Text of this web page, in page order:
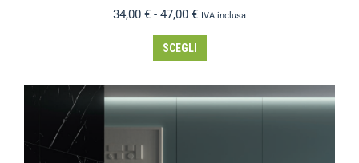
34,00 € - 47,00 € IVA inclusa
SCEGLI